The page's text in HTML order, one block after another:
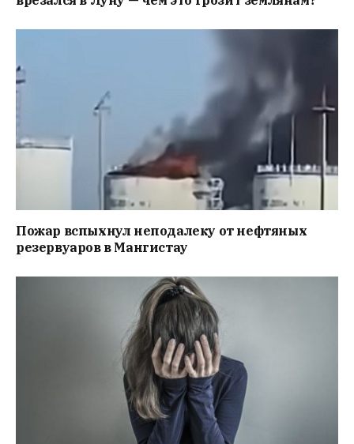
Пожар вспыхнул неподалеку от нефтяных
резервуаров в Мангистау